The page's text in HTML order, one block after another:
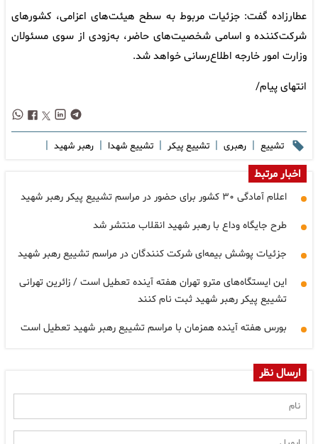
عطارزاده گفت: جزئیات مربوط به سطح هیئت‌های اعزامی، کشورهای
شرکت‌کننده و اسامی شخصیت‌های حاضر، به‌زودی از سوی مسئولان
وزارت امور خارجه اطلاع‌رسانی خواهد شد.
انتهای پیام/
تشییع | رهبری | تشییع پیکر | تشییع شهدا | رهبر شهید |
اخبار مرتبط
اعلام آمادگی ۳۰ کشور برای حضور در مراسم تشییع پیکر رهبر شهید
طرح جایگاه وداع با رهبر شهید انقلاب منتشر شد
جزئیات پوشش بیمه‌ای شرکت کنندگان در مراسم تشییع رهبر شهید
این ایستگاه‌های مترو تهران هفته آینده تعطیل است / زائرین تهرانی
تشییع پیکر رهبر شهید ثبت نام کنند
بورس هفته آینده همزمان با مراسم تشییع رهبر شهید تعطیل است
ارسال نظر